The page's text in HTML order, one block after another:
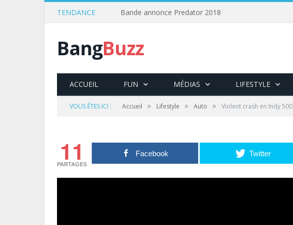
TENDANCE Bande annonce Predator 2018
BangBuzz
ACCUEIL FUN MÉDIAS LIFESTYLE
VOUS ÊTES ICI : Accueil » Lifestyle » Auto » Violent crash en Indy 500
11
PARTAGES
Facebook Twitter